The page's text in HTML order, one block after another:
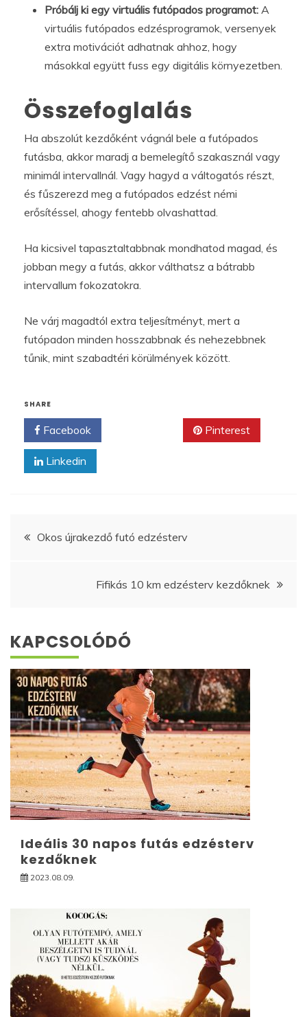
Próbálj ki egy virtuális futópados programot: A
virtuális futópados edzésprogramok, versenyek
extra motivációt adhatnak ahhoz, hogy
másokkal együtt fuss egy digitális környezetben.
Összefoglalás
Ha abszolút kezdőként vágnál bele a futópados
futásba, akkor maradj a bemelegítő szakasznál vagy
minimál intervallnál. Vagy hagyd a váltogatós részt,
és fűszerezd meg a futópados edzést némi
erősítéssel, ahogy fentebb olvashattad.
Ha kicsivel tapasztaltabbnak mondhatod magad, és
jobban megy a futás, akkor válthatsz a bátrabb
intervallum fokozatokra.
Ne várj magadtól extra teljesítményt, mert a
futópadon minden hosszabbnak és nehezebbnek
tűnik, mint szabadtéri körülmények között.
SHARE
Facebook Pinterest
Linkedin
Bejegyzés
Okos újrakezdő futó edzésterv
Fifikás 10 km edzésterv kezdőknek
KAPCSOLÓDÓ
Ideális 30 napos futás edzésterv
kezdőknek
2023.08.09.